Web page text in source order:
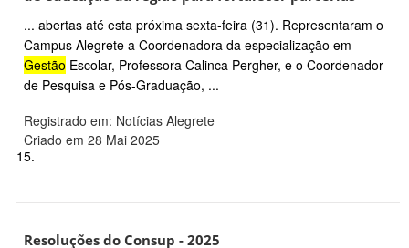
... abertas até esta próxima sexta-feira (31). Representaram o
Campus Alegrete a Coordenadora da especialização em
Gestão Escolar, Professora Calinca Pergher, e o Coordenador
de Pesquisa e Pós-Graduação, ...
Registrado em: Notícias Alegrete
Criado em 28 Mai 2025
15.
Resoluções do Consup - 2025